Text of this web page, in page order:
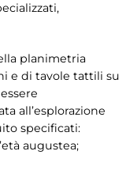
planimetria
e di tavole tattili su
all’esplorazione
specificati:
augustea;